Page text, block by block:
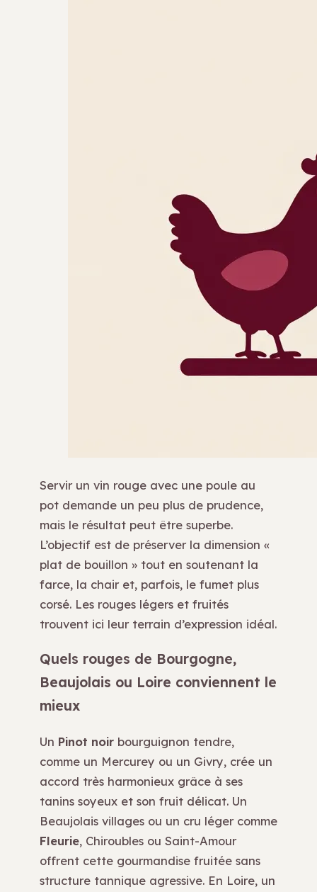
Servir un vin rouge avec une poule au
pot demande un peu plus de prudence,
mais le résultat peut être superbe.
L’objectif est de préserver la dimension «
plat de bouillon » tout en soutenant la
farce, la chair et, parfois, le fumet plus
corsé. Les rouges légers et fruités
trouvent ici leur terrain d’expression idéal.
Quels rouges de Bourgogne,
Beaujolais ou Loire conviennent le
mieux
Un Pinot noir bourguignon tendre,
comme un Mercurey ou un Givry, crée un
accord très harmonieux grâce à ses
tanins soyeux et son fruit délicat. Un
Beaujolais villages ou un cru léger comme
Fleurie, Chiroubles ou Saint-Amour
offrent cette gourmandise fruitée sans
structure tannique agressive. En Loire, un